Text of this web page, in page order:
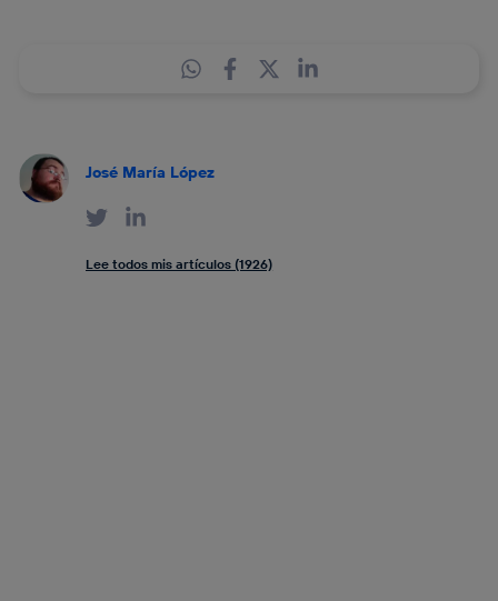
José María López
Lee todos mis artículos (1926)